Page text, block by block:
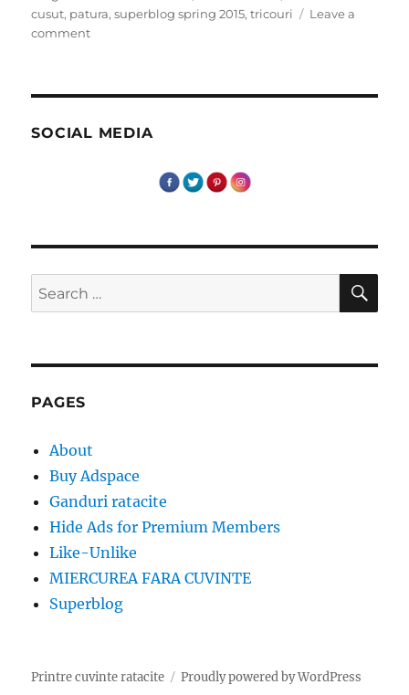
cusut, patura,superblog spring 2015,tricouri
Leave a
commenton
SOCIAL MEDIA
Search
for:
PAGES
About
Buy Adspace
Ganduri ratacite
Hide Ads for Premium Members
Like-Unlike
MIERCUREA FARA CUVINTE
Superblog
Printre cuvinte ratacite Proudly powered by WordPress